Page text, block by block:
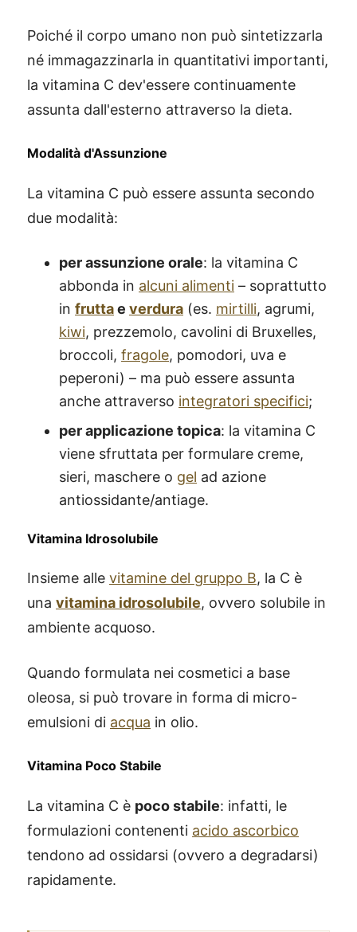
Poiché il corpo umano non può sintetizzarla
né immagazzinarla in quantitativi importanti,
la vitamina C dev'essere continuamente
assunta dall'esterno attraverso la dieta.
Modalità d'Assunzione
La vitamina C può essere assunta secondo
due modalità:
per assunzione orale: la vitamina C
abbonda in alcuni alimenti – soprattutto
in fruttae verdura (es. mirtilli, agrumi,
kiwi, prezzemolo, cavolini di Bruxelles,
broccoli, fragole, pomodori, uva e
peperoni) – ma può essere assunta
anche attraverso integratori specifici;
per applicazione topica: la vitamina C
viene sfruttata per formulare creme,
sieri, maschere o gel ad azione
antiossidante/antiage.
Vitamina Idrosolubile
Insieme alle vitamine del gruppo B, la C è
una vitamina idrosolubile, ovvero solubile in
ambiente acquoso.
Quando formulata nei cosmetici a base
oleosa, si può trovare in forma di micro-
emulsioni di acqua in olio.
Vitamina Poco Stabile
La vitamina C è poco stabile: infatti, le
formulazioni contenenti acido ascorbico
tendono ad ossidarsi (ovvero a degradarsi)
rapidamente.